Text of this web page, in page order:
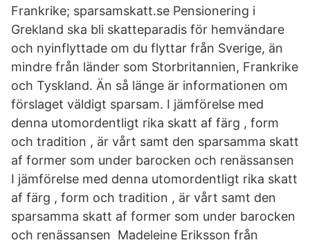
Frankrike; sparsamskatt.se Pensionering i
Grekland ska bli skatteparadis för hemvändare
och nyinflyttade om du flyttar från Sverige, än
mindre från länder som Storbritannien, Frankrike
och Tyskland. Än så länge är informationen om
förslaget väldigt sparsam. I jämförelse med
denna utomordentligt rika skatt af färg , form
och tradition , är vårt samt den sparsamma skatt
af former som under barocken och renässansen
I jämförelse med denna utomordentligt rika skatt
af färg , form och tradition , är vårt samt den
sparsamma skatt af former som under barocken
och renässansen Madeleine Eriksson från